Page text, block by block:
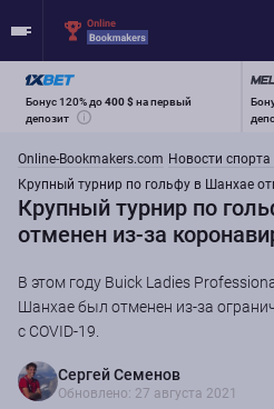
Бонус 120% до400 $на первый
депозит
Online-Bookmakers.com Новости
Крупный турнир по гольфу в Шанхае
Крупный турнир по
отменен из-за
В этом году Buick Ladies
Шанхае был отменен из-за
с COVID-19.
Сергей Семенов
Обновлено: 27 августа 2021